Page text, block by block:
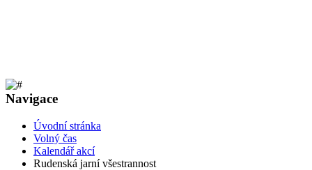
Navigace
Úvodní stránka
Volný čas
Kalendář akcí
Rudenská jarní všestrannost